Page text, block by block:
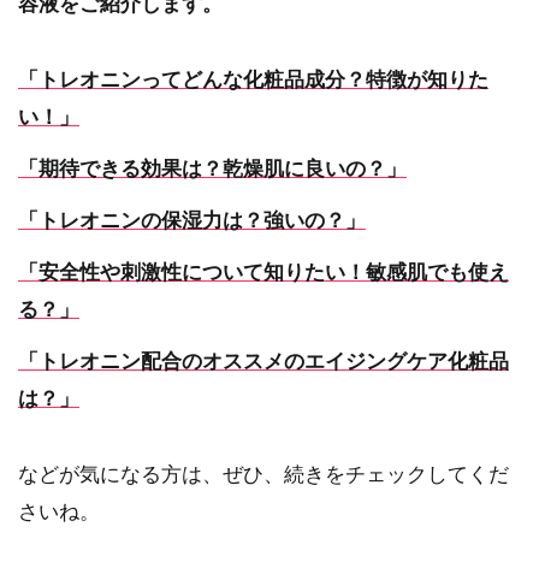
容液をご紹介します。
「トレオニンってどんな化粧品成分？特徴が知りた
い！」
「期待できる効果は？乾燥肌に良いの？」
「トレオニンの保湿力は？強いの？」
「安全性や刺激性について知りたい！敏感肌でも使え
る？」
「トレオニン配合のオススメのエイジングケア化粧品
は？」
などが気になる方は、ぜひ、続きをチェックしてくだ
さいね。